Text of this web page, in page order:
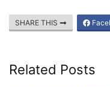
SHARE THIS
Related Posts